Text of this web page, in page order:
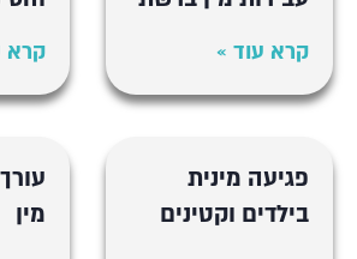
קרא עוד » קרא
פגיעה מינית
בילדים וקטינים
מין